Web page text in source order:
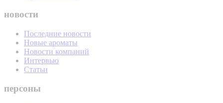
новости
Последние новости
Новые ароматы
Новости компаний
Интервью
Статьи
персоны